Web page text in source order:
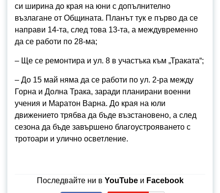
си ширина до края на юни с допълнително
възлагане от Общината. Планът тук е първо да се
направи 14-та, след това 13-та, а междувременно
да се работи по 28-ма;
– Ще се ремонтира и ул. 8 в участъка към „Траката“;
– До 15 май няма да се работи по ул. 2-ра между
Горна и Долна Трака, заради планирани военни
учения и Маратон Варна. До края на юли
движението трябва да бъде възстановено, а след
сезона да бъде завършено благоустрояването с
тротоари и улично осветление.
Последвайте ни в YouTubeи Facebook